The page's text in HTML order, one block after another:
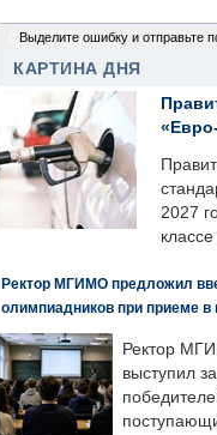
Выделите ошибку и отправьте
КАРТИНА ДНЯ
2027
Ректор МГИМО предложил
олимпиадников при приеме в
Ректор
выступил